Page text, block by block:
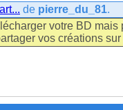
de pierre_du_81.
votre BD mais
vos créations sur